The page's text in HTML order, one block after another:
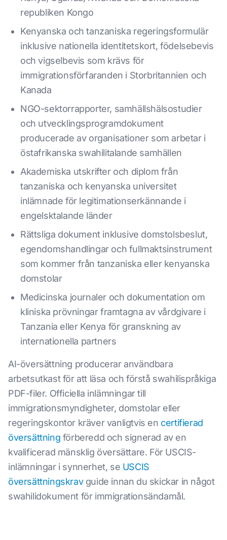
republiken Kongo
Kenyanska och tanzaniska regeringsformulär
inklusive nationella identitetskort, födelsebevis
och vigselbevis som krävs för
immigrationsförfaranden i Storbritannien och
Kanada
NGO-sektorrapporter, samhällshälsostudier
och utvecklingsprogramdokument
producerade av organisationer som arbetar i
östafrikanska swahilitalande samhällen
Akademiska utskrifter och diplom från
tanzaniska och kenyanska universitet
inlämnade för legitimationserkännande i
engelsktalande länder
Rättsliga dokument inklusive domstolsbeslut,
egendomshandlingar och fullmaktsinstrument
som kommer från tanzaniska eller kenyanska
domstolar
Medicinska journaler och dokumentation om
kliniska prövningar framtagna av vårdgivare i
Tanzania eller Kenya för granskning av
internationella partners
AI-översättning producerar användbara
arbetsutkast för att läsa och förstå swahilispråkiga
PDF-filer. Officiella inlämningar till
immigrationsmyndigheter, domstolar eller
regeringskontor kräver vanligtvis en certifierad
översättning förberedd och signerad av en
kvalificerad mänsklig översättare. För USCIS-
inlämningar i synnerhet, se USCIS
översättningskravguide innan du skickar in något
swahilidokument för immigrationsändamål.